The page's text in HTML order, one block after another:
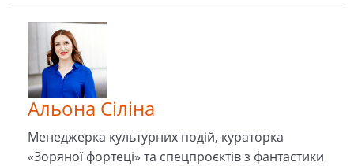
Альона Сіліна
Менеджерка культурних подiй, кураторка
«Зоряної фортеці» та спецпроєктів з фантастики